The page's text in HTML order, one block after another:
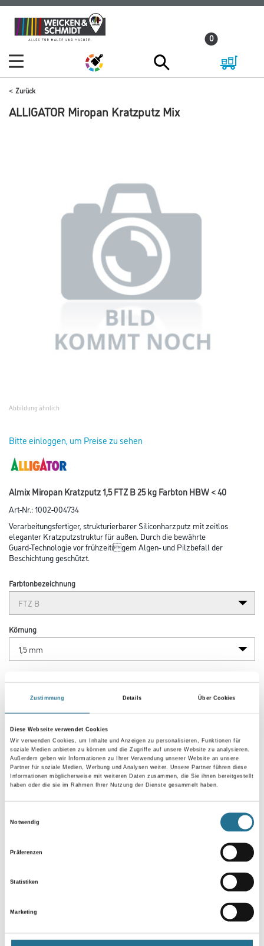
Zustimmung Details Über Cookies
Diese Webseite verwendet Cookies
Wir verwenden Cookies, um Inhalte und Anzeigen zu personalisieren, Funktionen für
soziale Medien anbieten zu können und die Zugriffe auf unsere Website zu analysieren.
Außerdem geben wir Informationen zu Ihrer Verwendung unserer Website an unsere
Partner für soziale Medien, Werbung und Analysen weiter. Unsere Partner führen diese
Informationen möglicherweise mit weiteren Daten zusammen, die Sie ihnen bereitgestellt
haben oder die sie im Rahmen Ihrer Nutzung der Dienste gesammelt haben.
Notwendig
Präferenzen
Statistiken
Marketing
Zum
Inhalt
Zum
Navigationsmenü
0
Zurück
ALLIGATOR Miropan Kratzputz Mix
Abbildung ähnlich
Bitte einloggen, um Preise zu sehen
Almix Miropan Kratzputz 1,5 FTZ B 25 kg Farbton HBW < 40
Art-Nr.:1002-004734
Verarbeitungsfertiger, strukturierbarer Siliconharzputz mit zeitlos
eleganter Kratzputzstruktur für außen. Durch die bewährte
Guard-Technologie vor frühzeitigem Algen- und Pilzbefall der
Beschichtung geschützt.
Farbtonbezeichnung
Körnung
Zur Farbauswahl für Ihren Wunschfarbton